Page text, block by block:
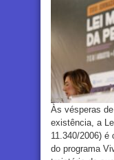
Às vésperas
existência, a
11.340/2006) é
do programa